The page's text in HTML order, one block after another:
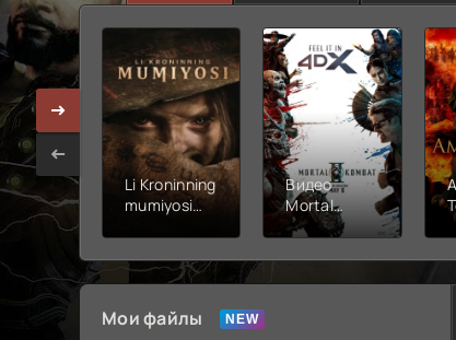
Li Kroninning
mumiyosi
tarjima HD
skachat
Видео
Mortal
kombat 2 /
(2026)
Uzbek tilida
Мои файлы